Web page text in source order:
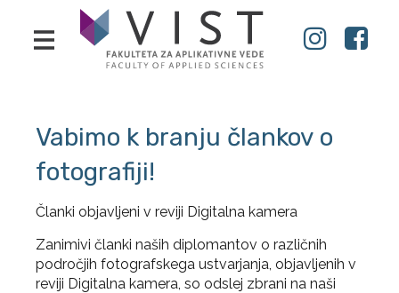
Vabimo k branju člankov o
fotografiji!
Članki objavljeni v reviji Digitalna kamera
Zanimivi članki naših diplomantov o različnih
področjih fotografskega ustvarjanja, objavljenih v
reviji Digitalna kamera, so odslej zbrani na naši